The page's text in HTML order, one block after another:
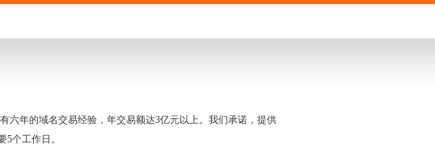
六年的域名交易经验，年交易额达3亿元以上。我们承诺，提供
个工作日。